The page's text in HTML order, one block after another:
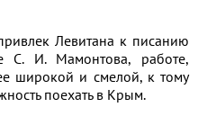
Левитана к писанию
С. И. Мамонтова, работе,
широкой и смелой, к тому
поехать в Крым.